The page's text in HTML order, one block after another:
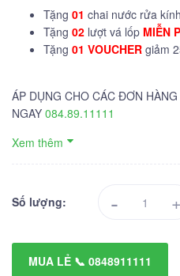
Tặng 01 chai nước rửa kính
Tặng 02 lượt vá lốp MIỄN
Tặng 01 VOUCHER giảm
ÁP DỤNG CHO CÁC ĐƠN
NGAY 084.89.11111
Xem thêm
Số lượng: - +
MUA LẺ 📞 0848911111